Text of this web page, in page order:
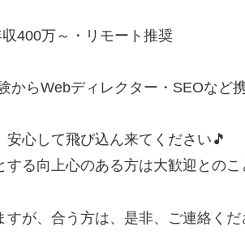
400万～・リモート推奨
からWebディレクター・SEOなど
心して飛び込ん来てください🎵
る向上心のある方は大歓迎とのこ
が、合う方は、是非、ご連絡くだ